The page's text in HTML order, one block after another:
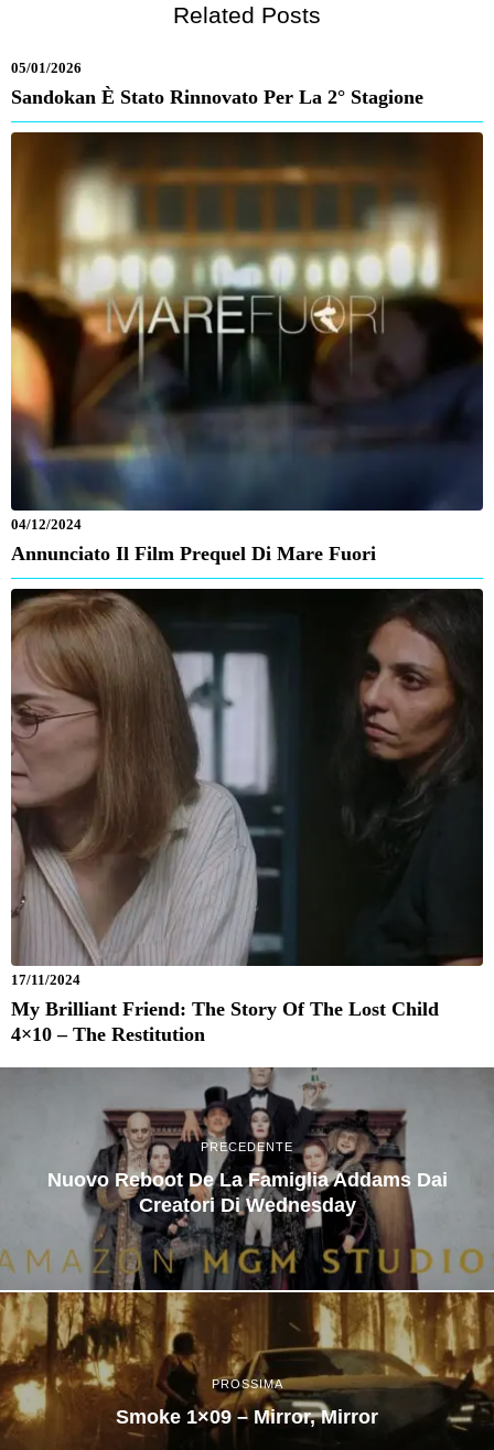
Related Posts
05/01/2026
Sandokan È Stato Rinnovato Per La 2° Stagione
04/12/2024
Annunciato Il Film Prequel Di Mare Fuori
17/11/2024
My Brilliant Friend: The Story Of The Lost Child
4×10 – The Restitution
PRECEDENTE
Nuovo Reboot De La Famiglia Addams Dai
Creatori Di Wednesday
PROSSIMA
Smoke 1×09 – Mirror, Mirror